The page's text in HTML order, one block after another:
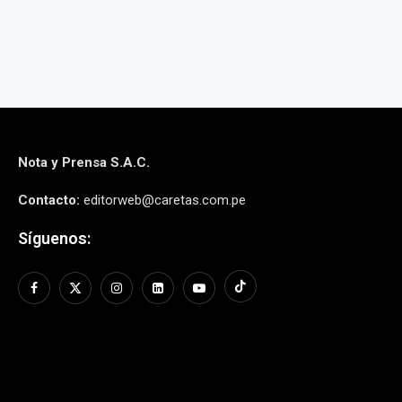
Nota y Prensa S.A.C.
Contacto: editorweb@caretas.com.pe
Síguenos: